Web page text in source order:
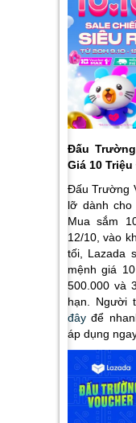
Đấu
Giá 10
Đấu Trường
lỡ dành
Mua sắm
12/10, vào
tối, Lazada
mệnh giá
500.000 và
hạn. Người
đây để
áp dụng